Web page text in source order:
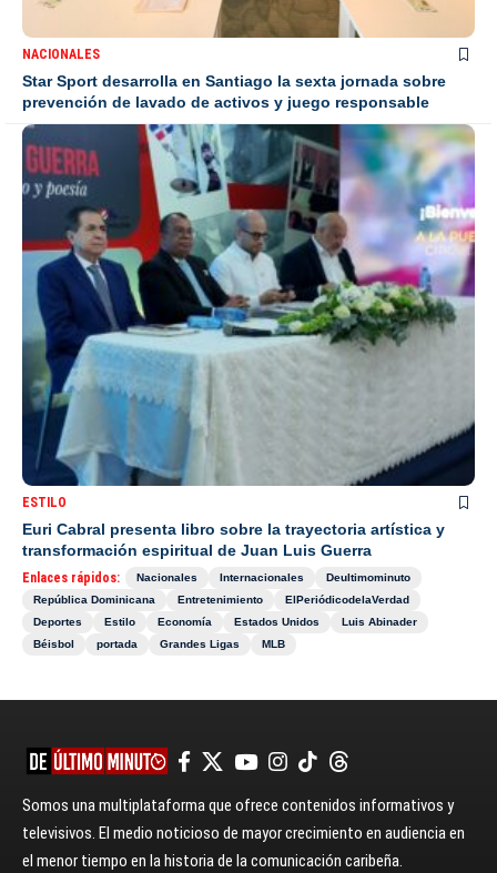
NACIONALES
Star Sport desarrolla en Santiago la sexta jornada sobre
prevención de lavado de activos y juego responsable
ESTILO
Euri Cabral presenta libro sobre la trayectoria artística y
transformación espiritual de Juan Luis Guerra
Enlaces rápidos: Nacionales Internacionales
Deultimominuto
República Dominicana
Entretenimiento
ElPeriódicodelaVerdad
Deportes
Estilo Economía Estados Unidos
Luis Abinader
Béisbol
portada Grandes Ligas MLB
Somos una multiplataforma que ofrece contenidos informativos y
televisivos. El medio noticioso de mayor crecimiento en audiencia en
el menor tiempo en la historia de la comunicación caribeña.